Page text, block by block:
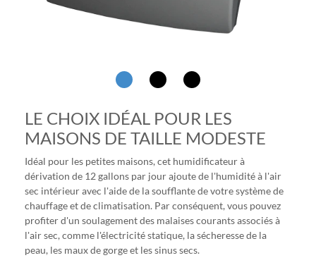
LE CHOIX IDÉAL POUR LES
MAISONS DE TAILLE MODESTE
Idéal pour les petites maisons, cet humidificateur à
dérivation de 12 gallons par jour ajoute de l'humidité à l'air
sec intérieur avec l'aide de la soufflante de votre système de
chauffage et de climatisation. Par conséquent, vous pouvez
profiter d'un soulagement des malaises courants associés à
l'air sec, comme l'électricité statique, la sécheresse de la
peau, les maux de gorge et les sinus secs.